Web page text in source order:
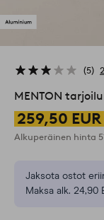
5
MENTON
259,50 EUR
Alkuperäinen hinta
Jaksota ostot
Maksa alk. 24,90